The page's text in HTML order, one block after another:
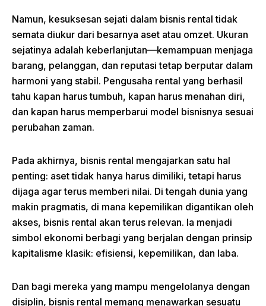
Namun, kesuksesan sejati dalam bisnis rental tidak
semata diukur dari besarnya aset atau omzet. Ukuran
sejatinya adalah keberlanjutan—kemampuan menjaga
barang, pelanggan, dan reputasi tetap berputar dalam
harmoni yang stabil. Pengusaha rental yang berhasil
tahu kapan harus tumbuh, kapan harus menahan diri,
dan kapan harus memperbarui model bisnisnya sesuai
perubahan zaman.
Pada akhirnya, bisnis rental mengajarkan satu hal
penting: aset tidak hanya harus dimiliki, tetapi harus
dijaga agar terus memberi nilai. Di tengah dunia yang
makin pragmatis, di mana kepemilikan digantikan oleh
akses, bisnis rental akan terus relevan. Ia menjadi
simbol ekonomi berbagi yang berjalan dengan prinsip
kapitalisme klasik: efisiensi, kepemilikan, dan laba.
Dan bagi mereka yang mampu mengelolanya dengan
disiplin, bisnis rental memang menawarkan sesuatu